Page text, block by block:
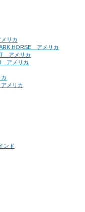
リカ
HORSE　アメリカ
　アメリカ
アメリカ
メリカ
ンド